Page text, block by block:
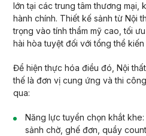
lớn tại các trung tâm thương mại,
hành chính. Thiết kế sảnh từ Nội
trọng vào tính thẩm mỹ cao, tối
hài hòa tuyệt đối với tổng thể kiến
Để hiện thực hóa điều đó, Nội
thế là đơn vị cung ứng và thi
qua:
Năng lực tuyển chọn khắt khe:
sảnh chờ, ghế đơn, quầy